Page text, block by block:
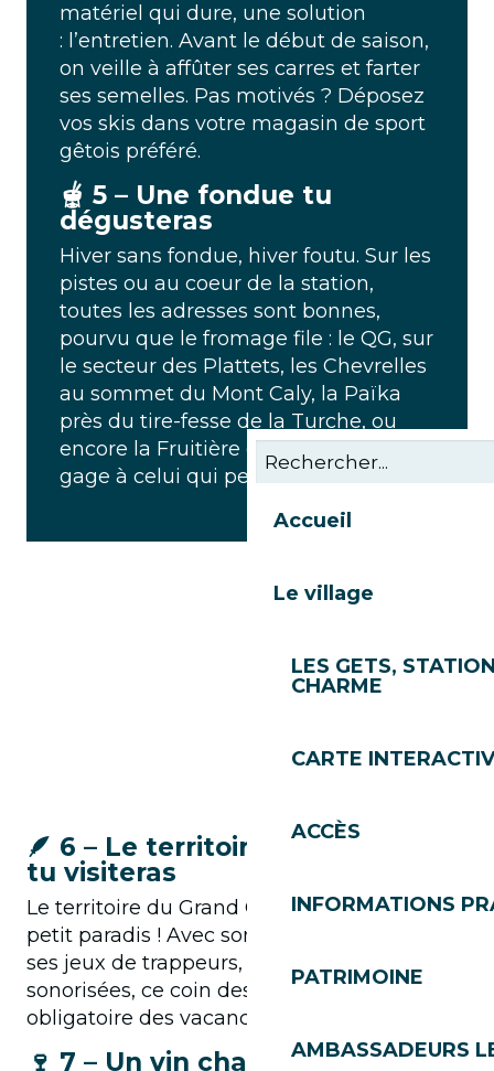
Accueil
Le village
LES GETS,
CHARME
CARTE
ACCÈS
INFORMATIONS
PATRIMOINE
AMBASSADEURS
matériel qui dure, une solution
: l’entretien. Avant le début de saison,
on veille à affûter ses carres et farter
ses semelles. Pas motivés ? Déposez
vos skis dans votre magasin de sport
gêtois préféré.
🫕​ 5 – Une fondue tu
dégusteras
Hiver sans fondue, hiver foutu. Sur les
pistes ou au coeur de la station,
toutes les adresses sont bonnes,
pourvu que le fromage file : le QG, sur
le secteur des Plattets, les Chevrelles
au sommet du Mont Caly, la Païka
près du tire-fesse de la Turche, ou
encore la Fruitière des Perrières. Un
gage à celui qui perd son pain.
🪶 6 – Le territoire du Grand Cry
tu visiteras
Le territoire du Grand Cry est un véritable
petit paradis ! Avec son village d’indiens et
ses jeux de trappeurs, ses tipis, ses pistes
sonorisées, ce coin des Gets est le spot
obligatoire des vacances en famille.
🍷 7 – Un vin chaud tu boiras